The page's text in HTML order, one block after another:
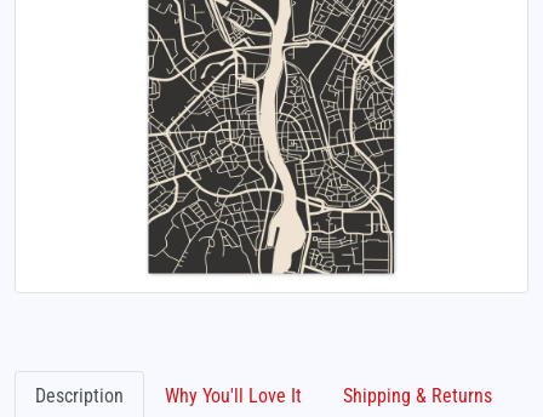
Description Why You'll Love It Shipping & Returns